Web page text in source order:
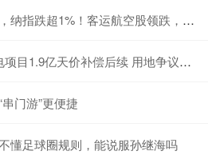
超1%！客运航空股领跌，国际油价大涨
目1.9亿天价补偿后续 用地争议待解
门游”更便捷
懂足球圈规则，能说服孙继海吗